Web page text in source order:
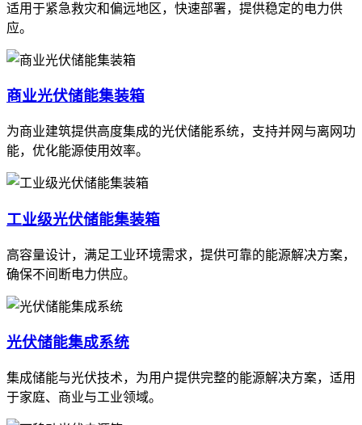
适用于紧急救灾和偏远地区，快速部署，提供稳定的电力供
应。
商业光伏储能集装箱
为商业建筑提供高度集成的光伏储能系统，支持并网与离网功
能，优化能源使用效率。
工业级光伏储能集装箱
高容量设计，满足工业环境需求，提供可靠的能源解决方案，
确保不间断电力供应。
光伏储能集成系统
集成储能与光伏技术，为用户提供完整的能源解决方案，适用
于家庭、商业与工业领域。